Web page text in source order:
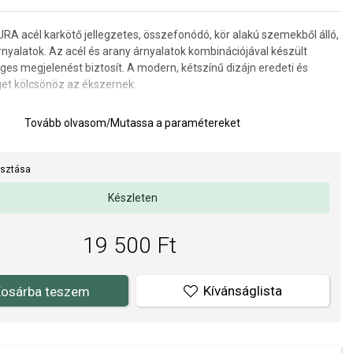
acél karkötő jellegzetes, összefonódó, kör alakú szemekből álló,
Az acél és arany árnyalatok kombinációjával készült
megjelenést biztosít. A modern, kétszínű dizájn eredeti és
kölcsönöz az ékszernek.
viseletben vagy elegánsabb öltözékekkel. A karkötő
stílusos kiegészítővé teszi a karkötőt a modern és egyedi
nők számára.
hivatalos forgalmazója. Biztos lehet benne, hogy eredeti
Tovább olvasom/Mutassa a paramétereket
Készleten
19 500 Ft
teszem Kívánságlista